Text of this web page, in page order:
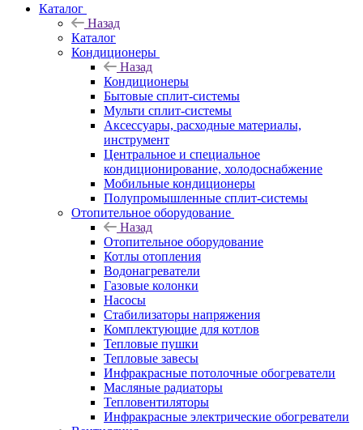
Каталог
Назад
Каталог
Кондиционеры
Назад
Кондиционеры
Бытовые сплит-системы
Мульти сплит-системы
Аксессуары, расходные материалы,
инструмент
Центральное и специальное
кондиционирование, холодоснабжение
Мобильные кондиционеры
Полупромышленные сплит-системы
Отопительное оборудование
Назад
Отопительное оборудование
Котлы отопления
Водонагреватели
Газовые колонки
Насосы
Стабилизаторы напряжения
Комплектующие для котлов
Тепловые пушки
Тепловые завесы
Инфракрасные потолочные обогреватели
Масляные радиаторы
Тепловентиляторы
Инфракрасные электрические обогреватели